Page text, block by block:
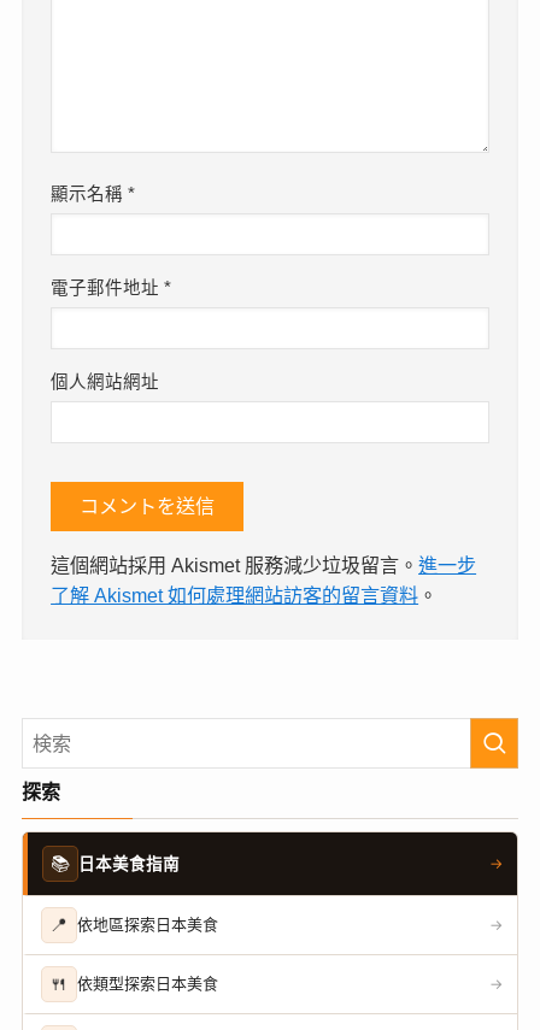
顯示名稱*
電子郵件地址*
個人網站網址
這個網站採用 Akismet 服務減少垃圾留言。進一步
了解 Akismet 如何處理網站訪客的留言資料 。
探索
📚 日本美食指南 →
📍 依地區探索日本美食 →
🍴 依類型探索日本美食 →